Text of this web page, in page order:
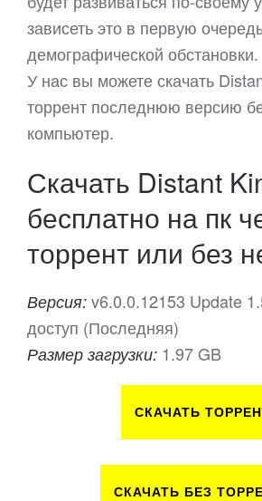
зависеть это в первую
демографической обстановки.
У нас вы можете скачать
торрент последнюю версию
компьютер.
Скачать Distant
бесплатно на пк
торрент или без
Версия: v6.0.0.12153 Update
доступ (Последняя)
Размер загрузки: 1.97 GB
СКАЧАТЬ
СКАЧАТЬ БЕЗ